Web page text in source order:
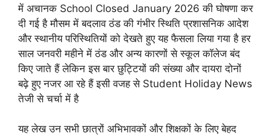
में अचानक School Closed January 2026 की घोषणा कर
दी गई है मौसम में बदलाव ठंड की गंभीर स्थिति प्रशासनिक आदेश
और स्थानीय परिस्थितियों को देखते हुए यह फैसला लिया गया है हर
साल जनवरी महीने में ठंड और अन्य कारणों से स्कूल कॉलेज बंद
किए जाते हैं लेकिन इस बार छुट्टियों की संख्या और दायरा दोनों
बढ़े हुए नजर आ रहे हैं इसी वजह से Student Holiday News
तेजी से चर्चा में है
यह लेख उन सभी छात्रों अभिभावकों और शिक्षकों के लिए बेहद